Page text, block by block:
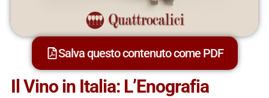
Salva questo contenuto come PDF
Il Vino in Italia: L’Enografia